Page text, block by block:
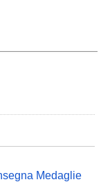
Medaglie